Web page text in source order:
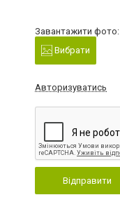
Завантажити фото:
Вибрати
Авторизуватись
Відправити